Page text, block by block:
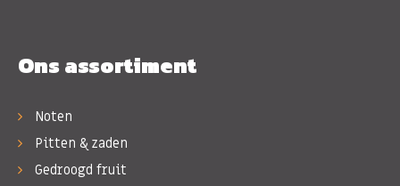
Ons assortiment
Noten
Pitten & zaden
Gedroogd fruit